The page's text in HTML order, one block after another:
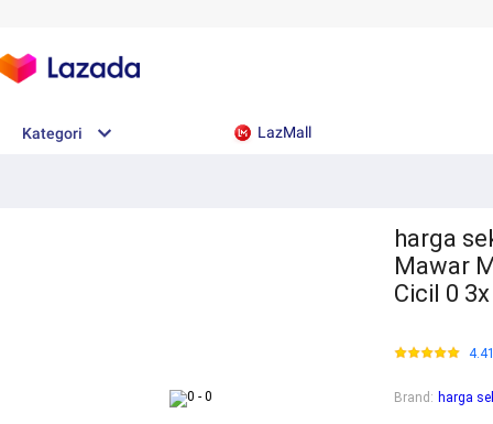
Kategori LazMall
harga
Mawar
Cicil 0
Brand : harga